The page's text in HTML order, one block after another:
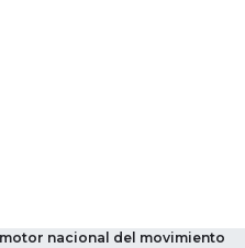
nacional del movimiento